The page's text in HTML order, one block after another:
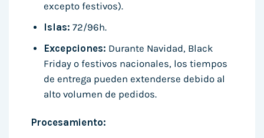
excepto festivos).
Islas: 72/96h.
Excepciones: Durante Navidad, Black
Friday o festivos nacionales, los tiempos
de entrega pueden extenderse debido al
alto volumen de pedidos.
Procesamiento: